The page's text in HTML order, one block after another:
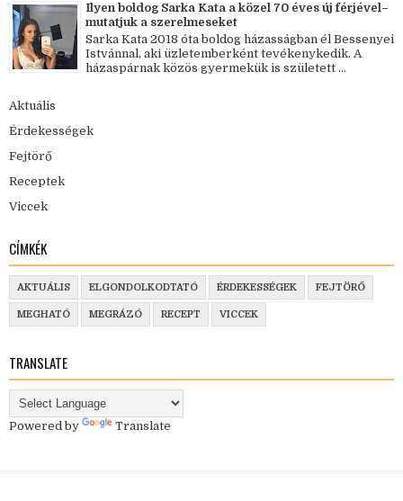
Ilyen boldog Sarka Kata a közel 70 éves új férjével–
mutatjuk a szerelmeseket
Sarka Kata 2018 óta boldog házasságban él Bessenyei
Istvánnal, aki üzletemberként tevékenykedik. A
házaspárnak közös gyermekük is született ...
Aktuális
Érdekességek
Fejtörő
Receptek
Viccek
CÍMKÉK
AKTUÁLIS ELGONDOLKODTATÓ ÉRDEKESSÉGEK FEJTÖRŐ
MEGHATÓ MEGRÁZÓ RECEPT VICCEK
TRANSLATE
Powered by Translate